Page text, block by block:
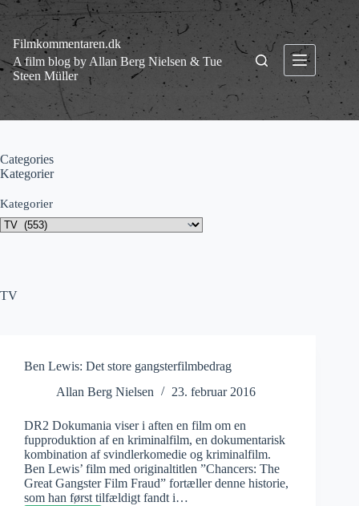
Fortsæt
indhold
Filmkommentaren.dk
A film blog by Allan Berg Nielsen & Tue
Steen Müller
TV
Ben Lewis: Det store gangsterfilmbedrag
Allan Berg Nielsen
23. februar 2016
DR2 Dokumania viser i aften en film om en
fupproduktion af en kriminalfilm, en dokumentarisk
kombination af svindlerkomedie og kriminalfilm.
Ben Lewis’ film med originaltitlen ”Chancers: The
Great Gangster Film Fraud” fortæller denne historie,
som han først tilfældigt fandt i…
Categories
Kategorier
Kategorier